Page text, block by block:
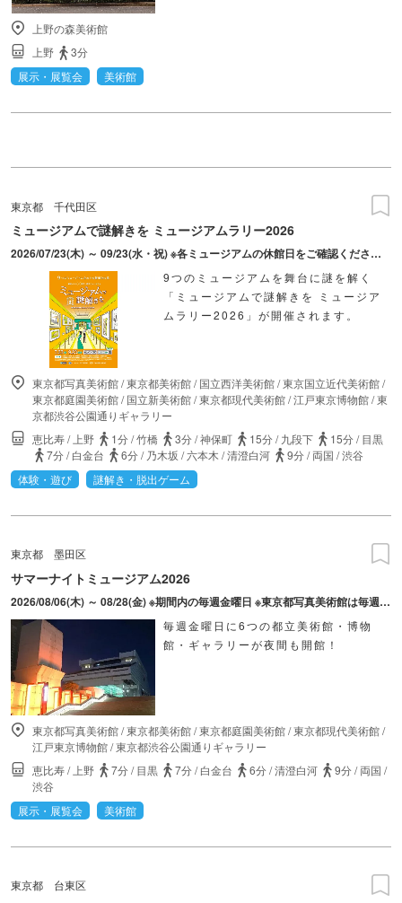
上野の森美術館
上野
3分
展示・展覧会
美術館
東京都 千代田区
ミュージアムで謎解きを ミュージアムラリー2026
2026/07/23(木) ～ 09/23(水・祝) ※各ミュージアムの休館日をご確認ください。
9つのミュージアムを舞台に謎を解く
「ミュージアムで謎解きを ミュージア
ムラリー2026」が開催されます。
東京都写真美術館/東京都美術館/国立西洋美術館/東京国立近代美術館/
東京都庭園美術館/国立新美術館/東京都現代美術館/江戸東京博物館/東
京都渋谷公園通りギャラリー
恵比寿/ 上野 1分/竹橋 3分/神保町 15分/九段下 15分/目黒
7分/白金台 6分/ 乃木坂 /六本木 /清澄白河 9分/両国 /渋谷
体験・遊び
謎解き・脱出ゲーム
東京都 墨田区
サマーナイトミュージアム2026
2026/08/06(木) ～ 08/28(金) ※期間内の毎週金曜日 ※東京都写真美術館は毎週木・金曜日に実施。 ※実施日は施設により異なります。
毎週金曜日に6つの都立美術館・博物
館・ギャラリーが夜間も開館！
東京都写真美術館/東京都美術館/東京都庭園美術館/東京都現代美術館/
江戸東京博物館/東京都渋谷公園通りギャラリー
恵比寿/ 上野 7分/目黒 7分/白金台 6分/清澄白河 9分/両国 /
渋谷
展示・展覧会
美術館
東京都 台東区